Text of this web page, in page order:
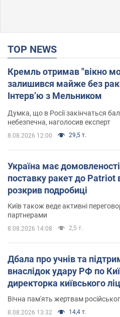
TOP NEWS
Кремль отримав "вікно
залишився майже без
Інтерв’ю з Мельником
Думка, що в Росії закінчаться
небезпечна, наголосив експерт
8.08.2026 12:00 29,5 т.
Україна має
поставку ракет до
розкрив подробиці
Київ також веде активні
партнерами
8.08.2026 14:08 2,5 т.
Дбала про учнів та
внаслідок удару РФ по
директорка київського
Вічна пам'ять жертвам
8.08.2026 13:32 14,4 т.